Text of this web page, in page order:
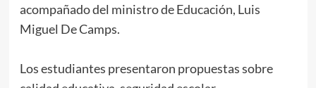
acompañado del ministro de Educación, Luis
Miguel De Camps.
Los estudiantes presentaron propuestas sobre